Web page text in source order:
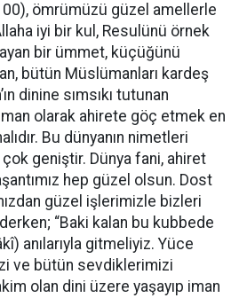
ömrümüzü güzel amellerle
iyi bir kul, Resulünü örnek
bir ümmet, küçüğünü
bütün Müslümanları kardeş
dinine sımsıkı tutunan
olarak ahirete göç etmek en
Bu dünyanın nimetleri
çok geniştir. Dünya fani, ahiret
hep güzel olsun. Dost
güzel işlerimizle bizleri
“Baki kalan bu kubbede
anılarıyla gitmeliyiz. Yüce
ve bütün sevdiklerimizi
olan dini üzere yaşayıp iman